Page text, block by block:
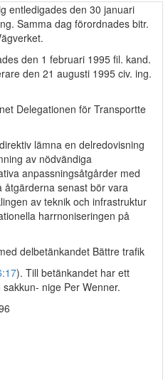
entledigades den 30 januari
Samma dag förordnades bitr.
den 1 februari 1995 fil. kand.
den 21 augusti 1995 civ. ing.
Delegationen för Transportte
lämna en delredovisning
av nödvändiga
anpassningsåtgårder med
åtgärderna senast bör vara
av teknik och infrastruktur
harrnoniseringen på
delbetänkandet Bättre trafik
). Till betänkandet har ett
nige Per Wenner.